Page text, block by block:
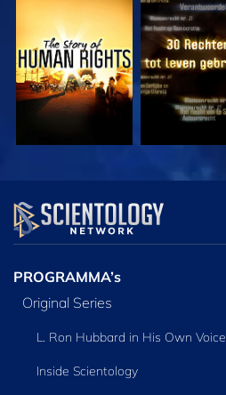
KIJK KIJK
KIJK
PROGRAMMA’s
Original Series
L. Ron Hubbard in His Own Voice
Inside Scientology